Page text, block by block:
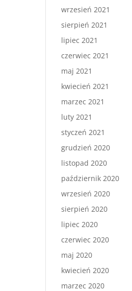
wrzesień 2021
sierpień 2021
lipiec 2021
czerwiec 2021
maj 2021
kwiecień 2021
marzec 2021
luty 2021
styczeń 2021
grudzień 2020
listopad 2020
październik 2020
wrzesień 2020
sierpień 2020
lipiec 2020
czerwiec 2020
maj 2020
kwiecień 2020
marzec 2020